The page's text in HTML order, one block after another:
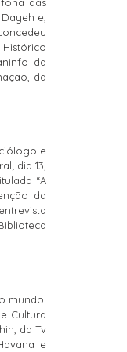
e,
da
da
e
dia 13,
“A
da
mundo:
Cultura
da Tv
e